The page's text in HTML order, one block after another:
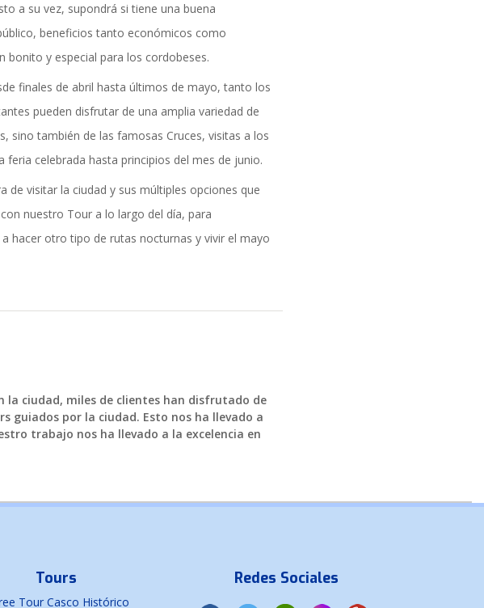
espacio de información
a su vez, supondrá si tiene una buena
beneficios tanto económicos como
bonito y especial para los cordobeses.
finales de abril hasta últimos de mayo, tanto los
pueden disfrutar de una amplia variedad de
sino también de las famosas Cruces, visitas a los
celebrada hasta principios del mes de junio.
de visitar la ciudad y sus múltiples opciones que
nuestro Tour a lo largo del día, para
hacer otro tipo de rutas nocturnas y vivir el mayo
la ciudad, miles de clientes han disfrutado de
guiados por la ciudad. Esto nos ha llevado a
trabajo nos ha llevado a la excelencia en
Tours
Tour Casco Histórico
Redes Sociales